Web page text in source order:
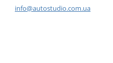
info@autostudio.com.ua